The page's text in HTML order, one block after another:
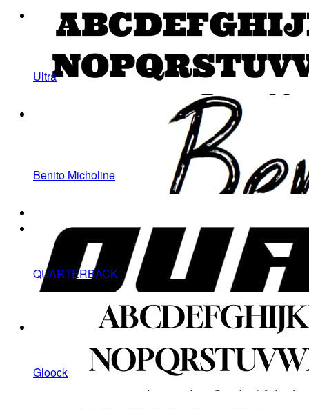
Ultra
Benito Micholine
QUARTERBACK
Gloock